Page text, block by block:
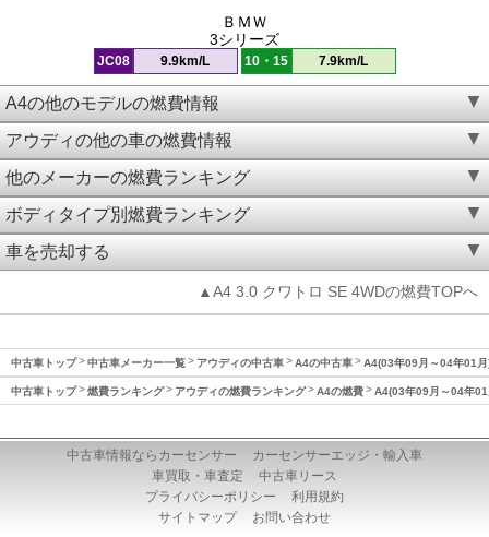
ＢＭＷ
3シリーズ
JC08 9.9km/L 10・15 7.9km/L
A4の他のモデルの燃費情報
アウディの他の車の燃費情報
他のメーカーの燃費ランキング
ボディタイプ別燃費ランキング
車を売却する
▲A4 3.0 クワトロ SE 4WDの燃費TOPへ
中古車トップ 中古車メーカー一覧 アウディの中古車 A4の中古車 A4(03年09月～04年01月
中古車トップ 燃費ランキング アウディの燃費ランキング A4の燃費 A4(03年09月～04年01
中古車情報ならカーセンサー
カーセンサーエッジ・輸入車
車買取・車査定
中古車リース
プライバシーポリシー
利用規約
サイトマップ
お問い合わせ